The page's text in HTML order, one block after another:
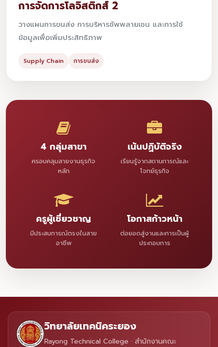
การจัดการโลจิสติกส์ 2
วางแผนการขนส่ง การบริหารซัพพลายเชน และการใช้
ข้อมูลเพื่อเพิ่มประสิทธิภาพ
Supply Chain การขนส่ง
4 กลุ่มสาขา
ครอบคลุมสายงานธุรกิจ
หลัก
เน้นปฏิบัติจริง
เรียนรู้จากสถานการณ์และ
โจทย์ธุรกิจ
ครูผู้เชี่ยวชาญ
มีประสบการณ์ตรงในสาย
อาชีพ
โอกาสก้าวหน้า
ต่อยอดสู่งานและการเป็นผู้
ประกอบการ
วิทยาลัยเทคนิคระยอง
Rayong Technical College · สำนักงานคณะ